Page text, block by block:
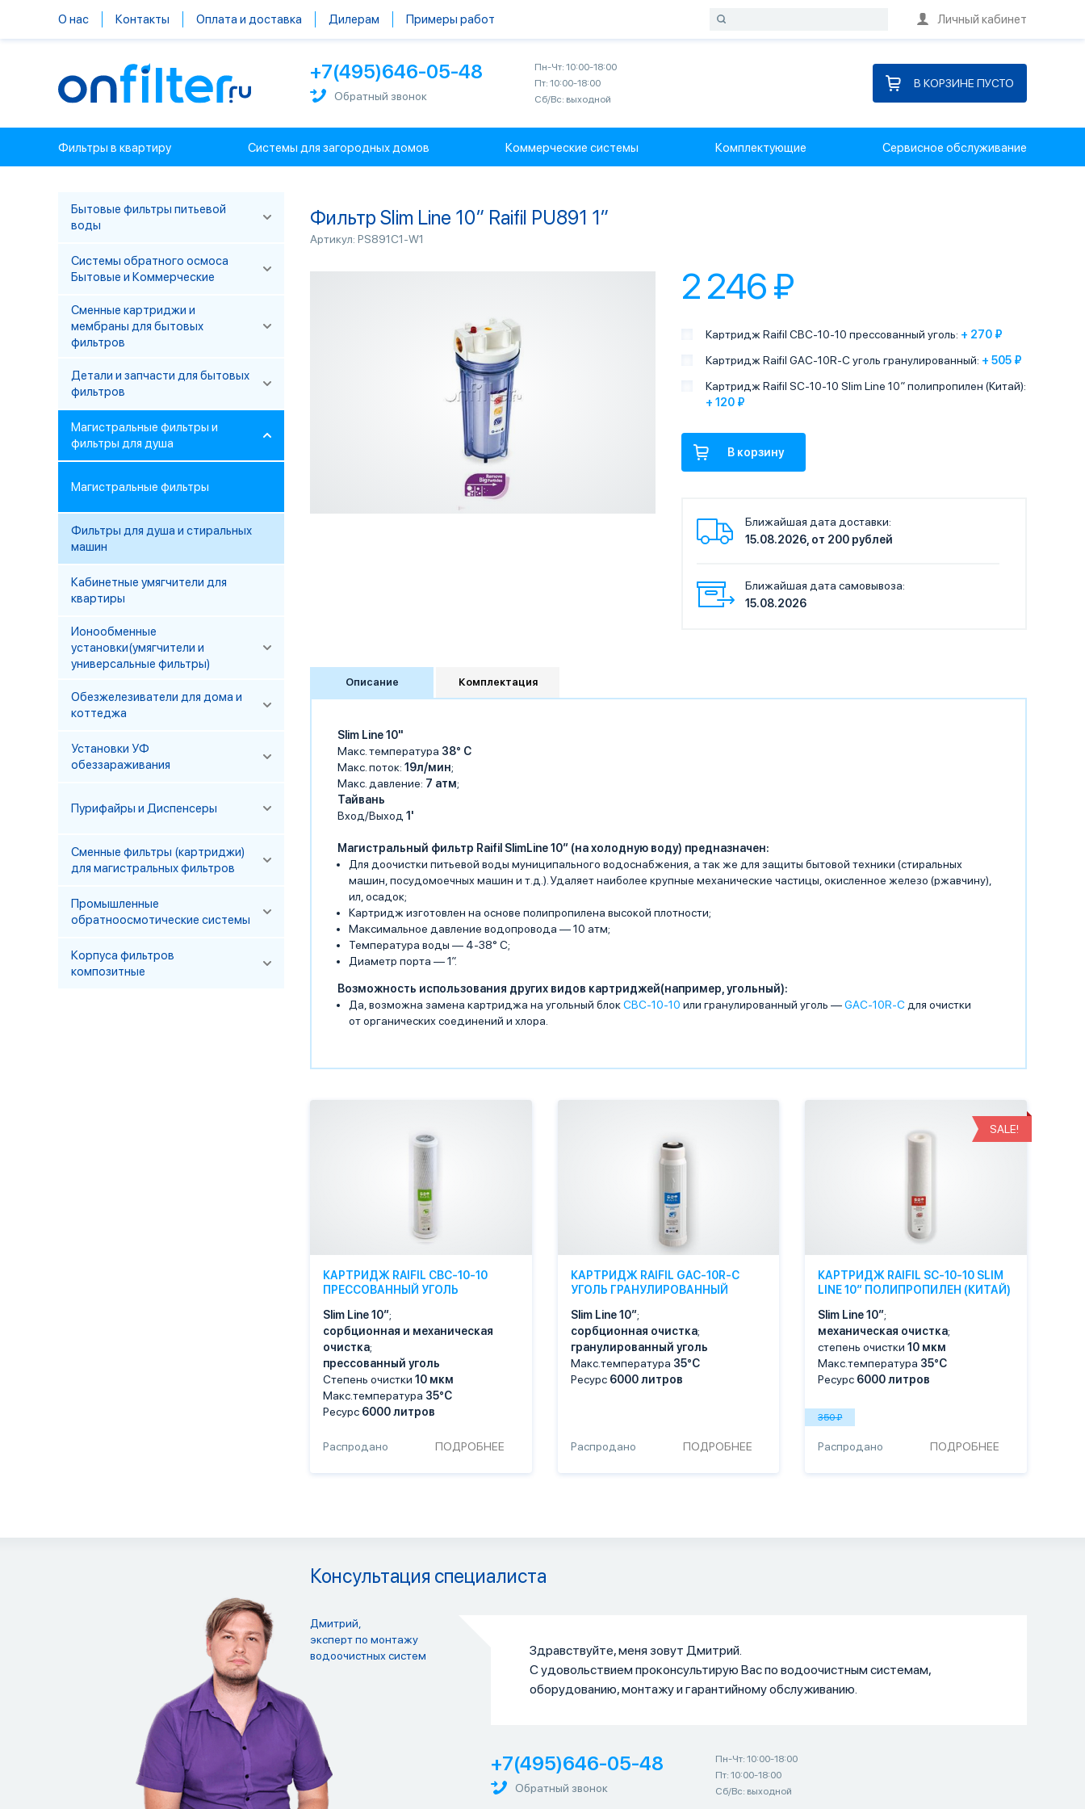
О нас Контакты Оплата и доставка Дилерам Примеры работ Личный кабинет
+7(495)646-05-48
Обратный звонок
Пн-Чт: 10:00-18:00
Пт: 10:00-18:00
Сб/Вс: выходной
В КОРЗИНЕ ПУСТО
Фильтры в квартиру Системы для загородных домов Коммерческие системы Комплектующие Сервисное обслуживание
Фильтр Slim Line 10″ Raifil PU891 1″
Артикул: PS891C1-W1
2 246 ₽
Картридж Raifil CBC-10-10 прессованный уголь: + 270 ₽
Картридж Raifil GAC-10R-C уголь гранулированный: + 505 ₽
Картридж Raifil SC-10-10 Slim Line 10″ полипропилен (Китай):
+ 120 ₽
Ближайшая дата доставки:
15.08.2026, от 200 рублей
Ближайшая дата самовывоза:
15.08.2026
Описание Комплектация
Slim Line 10"
Макс. температура 38° C
Макс. поток: 19л/мин;
Макс. давление: 7 атм;
Тайвань
Вход/Выход 1'
Магистральный фильтр Raifil SlimLine 10″ (на холодную воду) предназначен:
Для доочистки питьевой воды муниципального водоснабжения, а так же для защиты бытовой техники (стиральных
машин, посудомоечных машин и т.д.). Удаляет наиболее крупные механические частицы, окисленное железо (ржавчину),
ил, осадок;
Картридж изготовлен на основе полипропилена высокой плотности;
Максимальное давление водопровода — 10 атм;
Температура воды — 4-38° C;
Диаметр порта — 1″.
Возможность использования других видов картриджей(например, угольный):
Да, возможна замена картриджа на угольный блокCBC-10-10 или гранулированный уголь —GAC-10R-C для очистки
от органических соединений и хлора.
КАРТРИДЖ RAIFIL CBC-10-10
ПРЕССОВАННЫЙ УГОЛЬ
Slim Line 10″;
сорбционная и механическая
очистка;
прессованный уголь
Степень очистки 10 мкм
Макс.температура 35°С
Ресурс 6000 литров
Распродано ПОДРОБНЕЕ
КАРТРИДЖ RAIFIL GAC-10R-C
УГОЛЬ ГРАНУЛИРОВАННЫЙ
Slim Line 10″;
сорбционная очистка;
гранулированный уголь
Макс.температура 35°С
Ресурс 6000 литров
Распродано ПОДРОБНЕЕ
SALE!
КАРТРИДЖ RAIFIL SC-10-10 SLIM
LINE 10″ ПОЛИПРОПИЛЕН (КИТАЙ)
Slim Line 10″;
механическая очистка;
степень очистки10 мкм
Макс.температура 35°С
Ресурс 6000 литров
350 ₽
Распродано ПОДРОБНЕЕ
Бытовые фильтры питьевой
воды
Системы обратного осмоса
Бытовые и Коммерческие
Сменные картриджи и
мембраны для бытовых
фильтров
Детали и запчасти для бытовых
фильтров
Магистральные фильтры и
фильтры для душа
Магистральные фильтры
Фильтры для душа и стиральных
машин
Кабинетные умягчители для
квартиры
Ионообменные
установки(умягчители и
универсальные фильтры)
Обезжелезиватели для дома и
коттеджа
Установки УФ
обеззараживания
Пурифайры и Диспенсеры
Сменные фильтры (картриджи)
для магистральных фильтров
Промышленные
обратноосмотические системы
Корпуса фильтров
композитные
Консультация специалиста
Дмитрий,
эксперт по монтажу
водоочистных систем
Здравствуйте, меня зовут Дмитрий.
С удовольствием проконсультирую Вас по водоочистным системам,
оборудованию, монтажу и гарантийному обслуживанию.
+7(495)646-05-48
Обратный звонок
Пн-Чт: 10:00-18:00
Пт: 10:00-18:00
Сб/Вс: выходной